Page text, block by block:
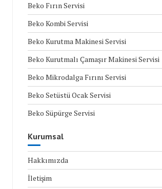
Beko Fırın Servisi
Beko Kombi Servisi
Beko Kurutma Makinesi Servisi
Beko Kurutmalı Çamaşır Makinesi Servisi
Beko Mikrodalga Fırını Servisi
Beko Setüstü Ocak Servisi
Beko Süpürge Servisi
Kurumsal
Hakkımızda
İletişim